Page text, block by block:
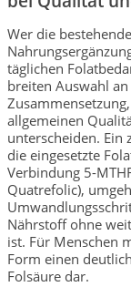
Wer die
täglichen
breiten Auswahl
allgemeinen
unterscheiden. Ein
die eingesetzte
Verbindung 5-
Quatrefolic),
Nährstoff ohne
ist. Für Menschen
Form einen
Folsäure dar.